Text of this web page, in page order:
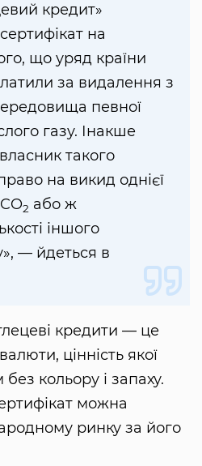
кредит»
на
що уряд країни
за видалення з
певної
газу. Інакше
такого
на викид однієї
2 або ж
іншого
— йдеться в
кредити — це
цінність якої
кольору і запаху.
можна
ринку за його